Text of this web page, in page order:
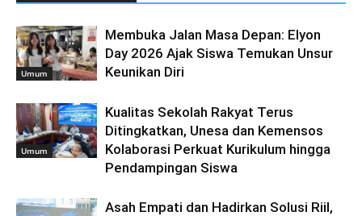
Umum
Membuka Jalan Masa Depan: Elyon
Day 2026 Ajak Siswa Temukan Unsur
Keunikan Diri
Umum
Kualitas Sekolah Rakyat Terus
Ditingkatkan, Unesa dan Kemensos
Kolaborasi Perkuat Kurikulum hingga
Pendampingan Siswa
Asah Empati dan Hadirkan Solusi Riil,